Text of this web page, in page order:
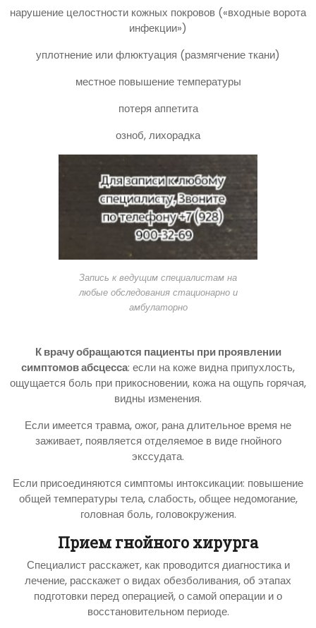
нарушение целостности кожных покровов («входные ворота
инфекции»)
уплотнение или флюктуация (размягчение ткани)
местное повышение температуры
потеря аппетита
озноб, лихорадка
Запись к ведущим специалистам на
любые обследования стационарно и
амбулаторно
К врачу обращаются пациенты при проявлении
симптомов абсцесса: если на коже видна припухлость,
ощущается боль при прикосновении, кожа на ощупь горячая,
видны изменения.
Если имеется травма, ожог, рана длительное время не
заживает, появляется отделяемое в виде гнойного
экссудата.
Если присоединяются симптомы интоксикации: повышение
общей температуры тела, слабость, общее недомогание,
головная боль, головокружения.
Прием гнойного хирурга
Специалист расскажет, как проводится диагностика и
лечение, расскажет о видах обезболивания, об этапах
подготовки перед операцией, о самой операции и о
восстановительном периоде.